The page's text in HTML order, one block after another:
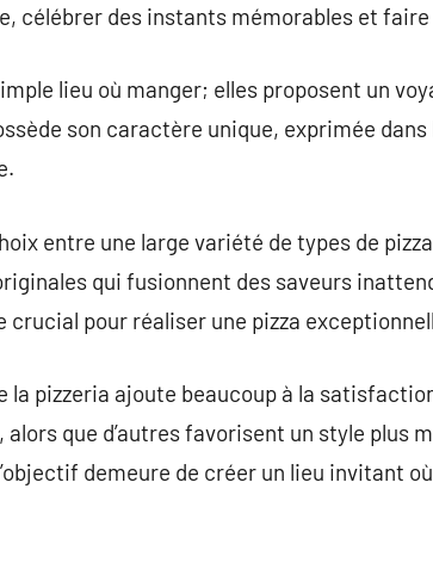
célébrer des instants mémorables et
lieu où manger; elles proposent un
son caractère unique, exprimée
entre une large variété de types de
qui fusionnent des saveurs
crucial pour réaliser une pizza
la pizzeria ajoute beaucoup à la
que d’autres favorisent un style plus
demeure de créer un lieu invitant